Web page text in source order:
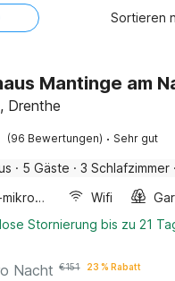
Sortieren
Mantinge am
Drenthe
(96 Bewertungen) · Sehr gut
· 5 Gäste · 3 Schlafzimmer ·
Kombi-mikrowelle
Wifi
Stornierung bis zu 21
Nacht €151 23 % Rabatt